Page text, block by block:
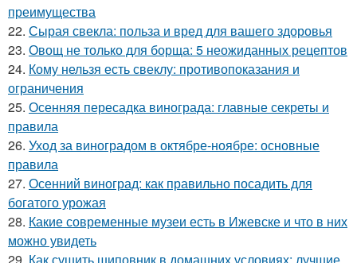
преимущества
22. Сырая свекла: польза и вред для вашего здоровья
23. Овощ не только для борща: 5 неожиданных рецептов
24. Кому нельзя есть свеклу: противопоказания и
ограничения
25. Осенняя пересадка винограда: главные секреты и
правила
26. Уход за виноградом в октябре-ноябре: основные
правила
27. Осенний виноград: как правильно посадить для
богатого урожая
28. Какие современные музеи есть в Ижевске и что в них
можно увидеть